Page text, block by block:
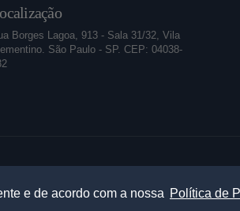
e de acordo com a nossa Política de
Borges Lagoa, 913 - Sala 31/32, Vila
São Paulo - SP. CEP: 04038-